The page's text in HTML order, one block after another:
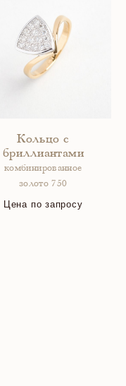
Кольцо с
бриллиантами
комбинированное
золото 750
Цена по запросу